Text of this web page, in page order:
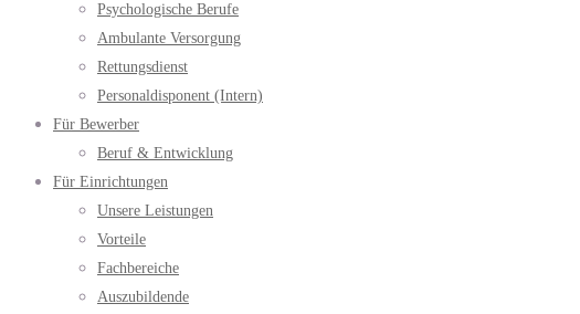
Psychologische Berufe
Ambulante Versorgung
Rettungsdienst
Personaldisponent (Intern)
Für Bewerber
Beruf & Entwicklung
Für Einrichtungen
Unsere Leistungen
Vorteile
Fachbereiche
Auszubildende